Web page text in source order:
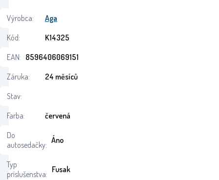
Výrobca:
Aga
Kód:
K14325
EAN: 8596406069151
Záruka:
24 měsíců
Stav:
Farba:
červená
Do
autosedačky: Áno
Typ
príslušenstva: Fusak